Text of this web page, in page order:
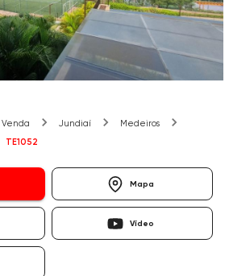
Venda Jundiaí
Medeiros
TE1052
Mapa
Vídeo